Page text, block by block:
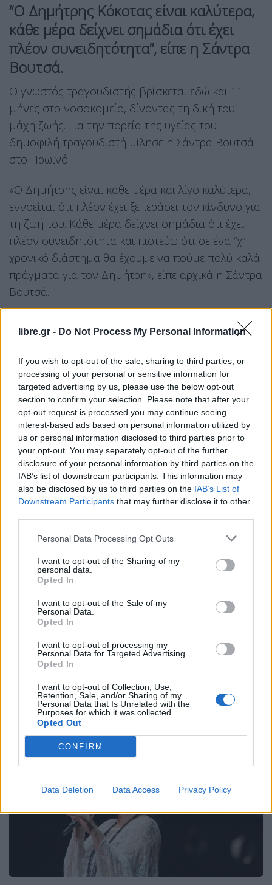
libre.gr - Do Not Process My Personal Information
If you wish to opt-out of the sale, sharing to third parties, or
processing of your personal or sensitive information for
targeted advertising by us, please use the below opt-out
section to confirm your selection. Please note that after your
opt-out request is processed you may continue seeing
interest-based ads based on personal information utilized by
us or personal information disclosed to third parties prior to
your opt-out. You may separately opt-out of the further
disclosure of your personal information by third parties on the
IAB’s list of downstream participants. This information may
also be disclosed by us to third parties on the IAB’s List of
Downstream Participants that may further disclose it to other
Personal Data Processing Opt Outs
I want to opt-out of the Sharing of my
personal data.
Opted In
I want to opt-out of the Sale of my
Personal Data.
Opted In
I want to opt-out of processing my
Personal Data for Targeted Advertising.
Opted In
I want to opt-out of Collection, Use,
Retention, Sale, and/or Sharing of my
Personal Data that Is Unrelated with the
Purposes for which it was collected.
Opted Out
CONFIRM
Data Deletion Data Access Privacy Policy
“Ο Δημήτρης Κόκοτας είναι καλύτερα,
κάθε μέρα δείχνει σημάδια ότι έχει
πλέον συνειδητότητα”, είπε η Σάντρα
Βουτσά.
Ο γνωστός τραγουδιστής βρίσκεται εδώ και 11
μήνες στο νοσοκομείο, δίνοντας τη δική του
μάχη ζωής. Για την πορεία της υγείας του
δημοφιλή τραγουδιστή μίλησε η Σάντρα Βουτσά
στο Πρωινό.
«Ο Δημήτρης είναι κάθε μέρα και λίγο καλύτερα,
εννοείται ότι πλέον έχει ξεπεράσει τον κίνδυνο για
τη ζωή του. Κάθε μέρα δείχνει σημάδια ότι έχει
πλέον συνειδητότητα και πιστεύω ότι σε ένα “χ”
χρονικό διάστημα θα έχουμε να πούμε πολύ καλά
πράγματα για τον Δημήτρη», είπε αρχικά η Σάντρα
Βουτσά.
φυσιοθεραπευτής “κούνησε τα πόδια σου” και τα
περιβάλλον του. Απλά το σώμα του χρειάζεται λίγο
χρόνο και ο εγκέφαλος για να θεραπευτεί πλήρως.
Αντιδρά και βλέπεις ότι καταλαβαίνει ποιος είναι
εκεί, αν είναι η Κατερίνα, αντιδρά όταν ακούει το
παιδί του, δηλαδή τα πράγματα πάνε πολύ
καλύτερα. Ανοιγοκλείνει τα μάτια του, μπορεί να
δακρύσει, να σφίξει λίγο το χέρι της Κατερίνας.
Δείχνει σιγά σιγά ότι έχει επαφή με όλα αυτά που
γίνονται γύρω του. Η Κατερίνα είναι ένας βράχος
δίπλα στον Δημήτρη, τον φροντίζει με πολύ
Facebook
Email Copy Link
Tags: ΒΟΥΤΣΑ ΚΟΚΟΤΑΣ
Σχετικά Άρθρα